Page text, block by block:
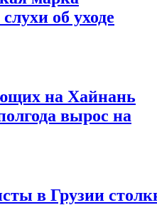
об уходе
на Хайнань
вырос на
в Грузии